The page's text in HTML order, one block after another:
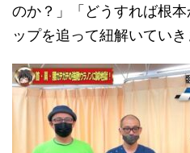
のか？」「どうすれば根
ップを追って紐解いていき